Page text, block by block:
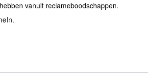
vanuit reclameboodschappen.